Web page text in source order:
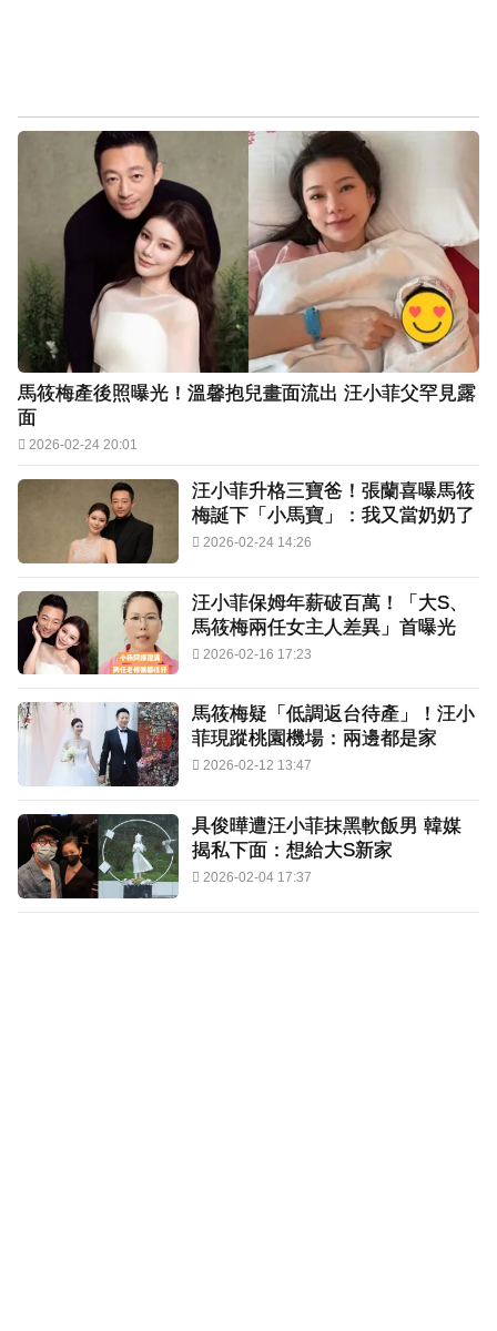
馬筱梅產後照曝光！溫馨抱兒畫面流出 汪小菲父罕見露
面
2026-02-24 20:01
汪小菲升格三寶爸！張蘭喜曝馬筱
梅誕下「小馬寶」：我又當奶奶了
2026-02-24 14:26
汪小菲保姆年薪破百萬！「大S、
馬筱梅兩任女主人差異」首曝光
2026-02-16 17:23
馬筱梅疑「低調返台待產」！汪小
菲現蹤桃園機場：兩邊都是家
2026-02-12 13:47
具俊曄遭汪小菲抹黑軟飯男 韓媒
揭私下面：想給大S新家
2026-02-04 17:37